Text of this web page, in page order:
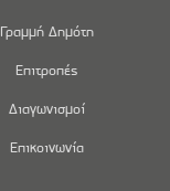
Γραμμή Δημότη
Επιτροπές
Διαγωνισμοί
Επικοινωνία